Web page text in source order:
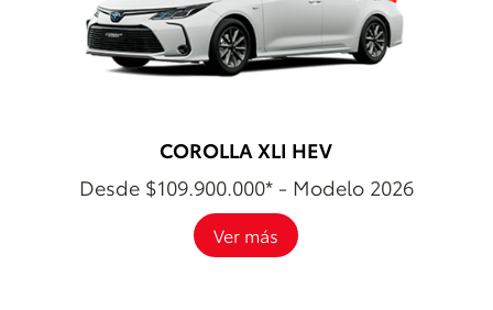
COROLLA XLI HEV
Desde $109.900.000* - Modelo 2026
Ver más